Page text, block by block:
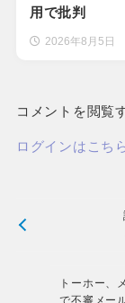
用で批判
2026年8月5日
コメントを閲覧
ログインはこち
トーホー、
で不審メー